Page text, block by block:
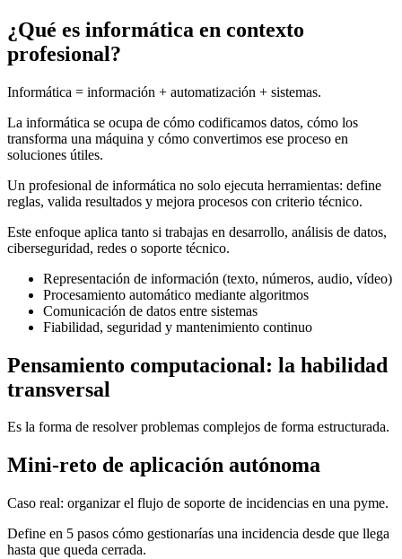
¿Qué es informática en contexto
profesional?
Informática = información + automatización + sistemas.
La informática se ocupa de cómo codificamos datos, cómo los
transforma una máquina y cómo convertimos ese proceso en
soluciones útiles.
Un profesional de informática no solo ejecuta herramientas: define
reglas, valida resultados y mejora procesos con criterio técnico.
Este enfoque aplica tanto si trabajas en desarrollo, análisis de datos,
ciberseguridad, redes o soporte técnico.
Representación de información (texto, números, audio, vídeo)
Procesamiento automático mediante algoritmos
Comunicación de datos entre sistemas
Fiabilidad, seguridad y mantenimiento continuo
Pensamiento computacional: la habilidad
transversal
Es la forma de resolver problemas complejos de forma estructurada.
Mini-reto de aplicación autónoma
Caso real: organizar el flujo de soporte de incidencias en una pyme.
Define en 5 pasos cómo gestionarías una incidencia desde que llega
hasta que queda cerrada.